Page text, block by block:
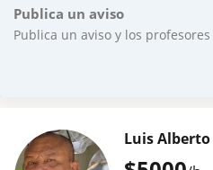
Publica un aviso
Publica un aviso y los
Luis Alberto